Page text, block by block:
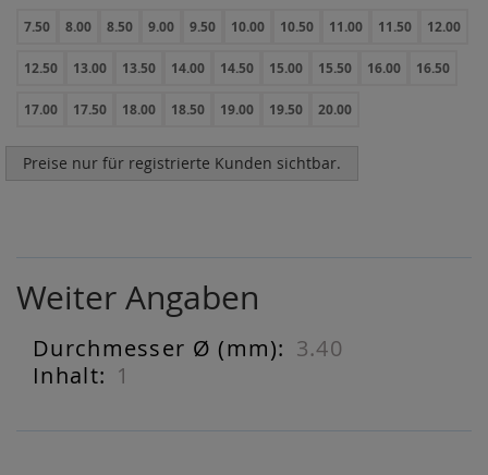
7.50 8.00 8.50 9.00 9.50 10.00 10.50 11.00 11.50 12.00
12.50 13.00 13.50 14.00 14.50 15.00 15.50 16.00 16.50
17.00 17.50 18.00 18.50 19.00 19.50 20.00
Preise nur für registrierte Kunden sichtbar.
Weiter Angaben
Weiter
Angaben
3.40
1